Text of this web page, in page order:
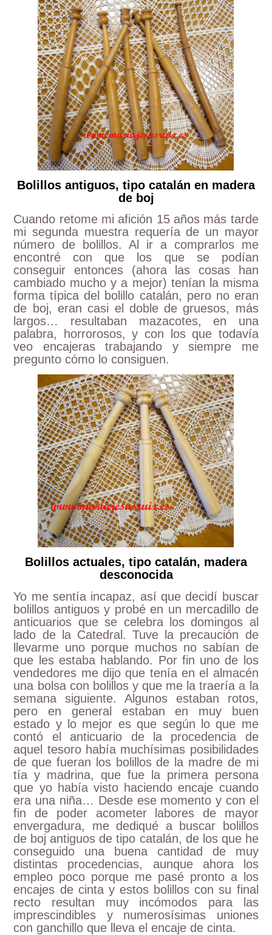
Bolillos antiguos, tipo catalán en madera
de boj
Cuando retome mi afición 15 años más tarde
mi segunda muestra requería de un mayor
número de bolillos. Al ir a comprarlos me
encontré con que los que se podían
conseguir entonces (ahora las cosas han
cambiado mucho y a mejor) tenían la misma
forma típica del bolillo catalán, pero no eran
de boj, eran casi el doble de gruesos, más
largos… resultaban mazacotes, en una
palabra, horrorosos, y con los que todavía
veo encajeras trabajando y siempre me
pregunto cómo lo consiguen.
Bolillos actuales, tipo catalán, madera
desconocida
Yo me sentía incapaz, así que decidí buscar
bolillos antiguos y probé en un mercadillo de
anticuarios que se celebra los domingos al
lado de la Catedral. Tuve la precaución de
llevarme uno porque muchos no sabían de
que les estaba hablando. Por fin uno de los
vendedores me dijo que tenía en el almacén
una bolsa con bolillos y que me la traería a la
semana siguiente. Algunos estaban rotos,
pero en general estaban en muy buen
estado y lo mejor es que según lo que me
contó el anticuario de la procedencia de
aquel tesoro había muchísimas posibilidades
de que fueran los bolillos de la madre de mi
tía y madrina, que fue la primera persona
que yo había visto haciendo encaje cuando
era una niña… Desde ese momento y con el
fin de poder acometer labores de mayor
envergadura, me dediqué a buscar bolillos
de boj antiguos de tipo catalán, de los que he
conseguido una buena cantidad de muy
distintas procedencias, aunque ahora los
empleo poco porque me pasé pronto a los
encajes de cinta y estos bolillos con su final
recto resultan muy incómodos para las
imprescindibles y numerosísimas uniones
con ganchillo que lleva el encaje de cinta.